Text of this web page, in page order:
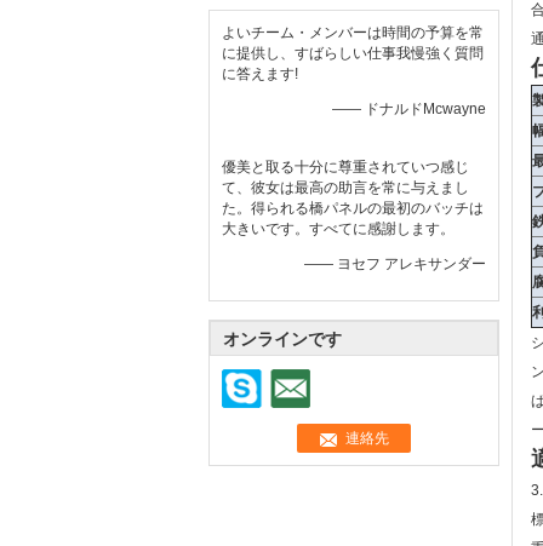
よいチーム・メンバーは時間の予算を常
に提供し、すばらしい仕事我慢強く質問
に答えます!
—— ドナルドMcwayne
優美と取る十分に尊重されていつ感じ
て、彼女は最高の助言を常に与えまし
た。得られる橋パネルの最初のバッチは
大きいです。すべてに感謝します。
—— ヨセフ アレキサンダー
オンラインです